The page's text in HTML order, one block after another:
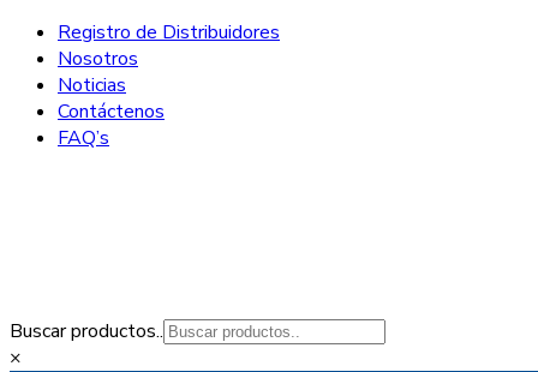
Registro de Distribuidores
Nosotros
Noticias
Contáctenos
FAQ’s
Buscar productos..
×